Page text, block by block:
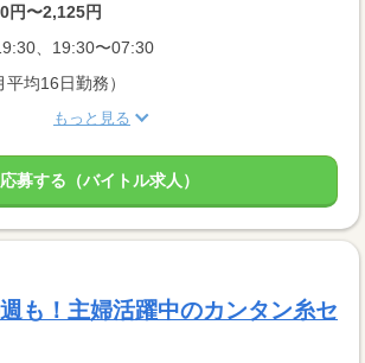
円〜2,125円
、19:30〜07:30
均16日勤務）
もっと見る
応募する（バイトル求人）
も！主婦活躍中のカンタン糸セ